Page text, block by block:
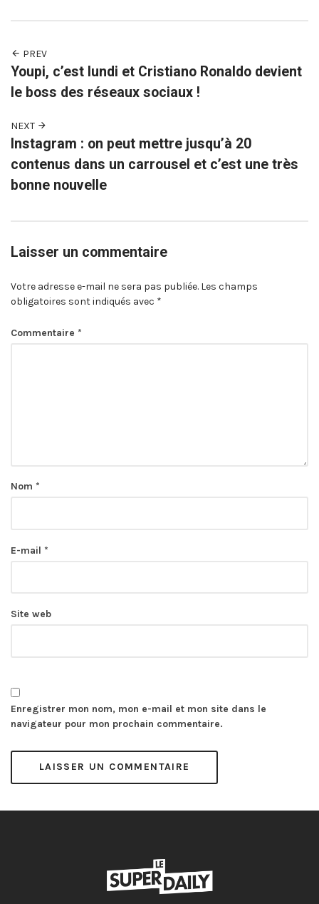
PREV
Youpi, c’est lundi et Cristiano Ronaldo devient
le boss des réseaux sociaux !
NEXT
Instagram : on peut mettre jusqu’à 20
contenus dans un carrousel et c’est une très
bonne nouvelle
Laisser un commentaire
Votre adresse e-mail ne sera pas publiée. Les champs
obligatoires sont indiqués avec *
Commentaire *
Nom *
E-mail *
Site web
Enregistrer mon nom, mon e-mail et mon site dans le
navigateur pour mon prochain commentaire.